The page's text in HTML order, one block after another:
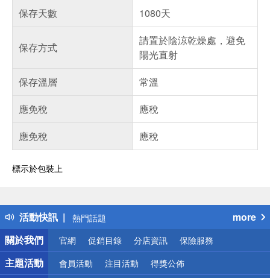
保存天數
1080天
保存方式
請置於陰涼乾燥處，避免
陽光直射
保存溫層
常溫
應免稅
應稅
應免稅
應稅
標示於包裝上
活動快訊
得獎公告
熱門話題
銀行優惠
偏遠地區配送
詐騙網頁！請小心！
more
關於我們
官網 促銷目錄 分店資訊 保險服務
主題活動 會員活動 注目活動 得獎公佈